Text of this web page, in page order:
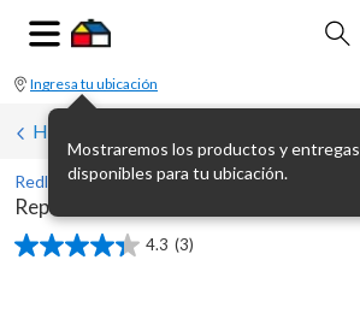
Ingresa tu ubicación
Mostraremos los productos y entregas
disponibles para tu ubicación.
Herramientas de plomería
Redline
Repuesto rueda de corte
4.3 (3)
4.3